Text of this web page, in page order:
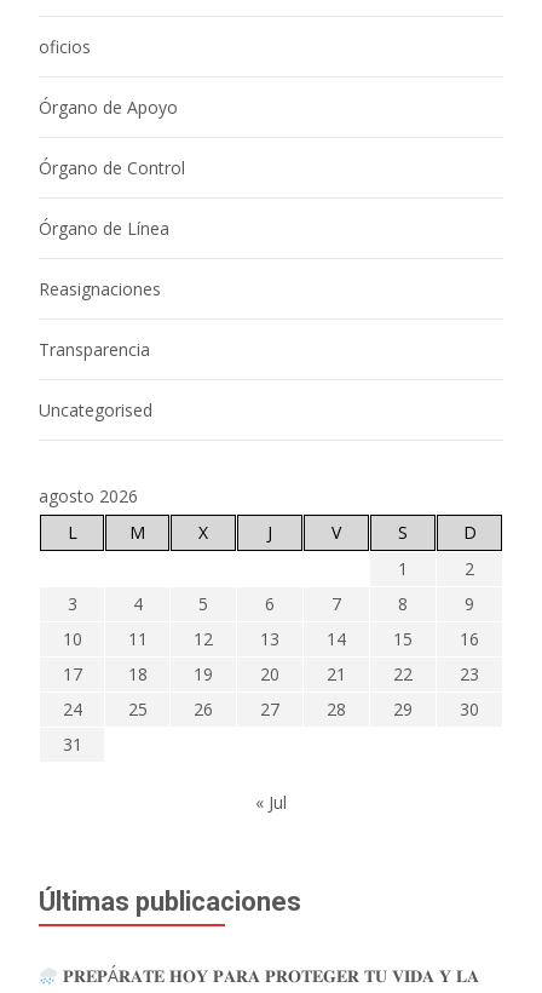
oficios
Órgano de Apoyo
Órgano de Control
Órgano de Línea
Reasignaciones
Transparencia
Uncategorised
agosto 2026
L
M X J V S
D
1
2
3
4 5 6 7 8
9
10
11 12 13 14 15
16
17
18 19 20 21 22
23
24
25 26 27 28 29
30
31
« Jul
Últimas publicaciones
𝐏𝐑𝐄𝐏Á𝐑𝐀𝐓𝐄 𝐇𝐎𝐘 𝐏𝐀𝐑𝐀 𝐏𝐑𝐎𝐓𝐄𝐆𝐄𝐑 𝐓𝐔 𝐕𝐈𝐃𝐀 𝐘 𝐋𝐀